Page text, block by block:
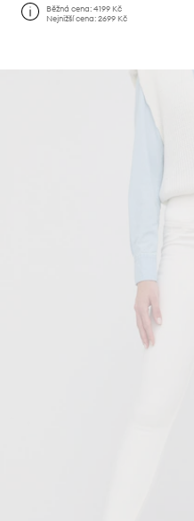
Běžná cena:4199 Kč
Nejnižší cena:2699 Kč